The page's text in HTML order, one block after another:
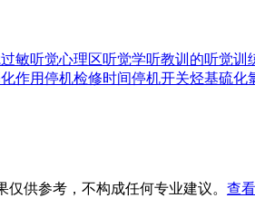
敏听觉心理区听觉学听教训的听觉训
作用停机检修时间停机开关烃基硫化
供参考，不构成任何专业建议。 查